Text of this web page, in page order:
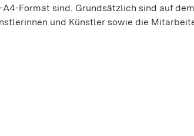
Format sind. Grundsätzlich sind auf
und Künstler sowie die